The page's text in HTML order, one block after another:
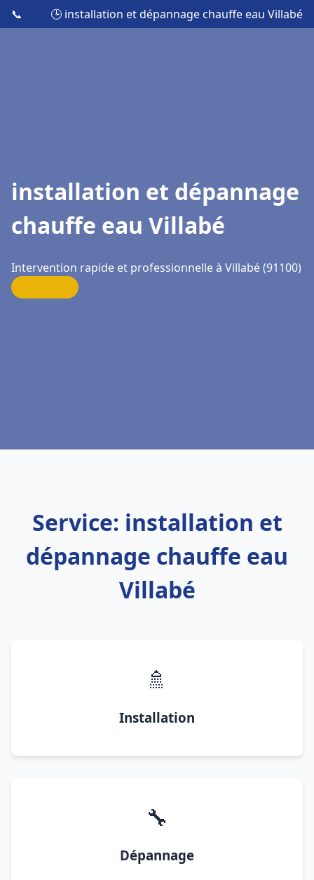
📞 🕒 installation et dépannage chauffe eau Villabé
installation et dépannage
chauffe eau Villabé
Intervention rapide et professionnelle à Villabé (91100)
Service: installation et
dépannage chauffe eau
Villabé
🚿
Installation
🔧
Dépannage